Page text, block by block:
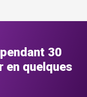
30
en quelques